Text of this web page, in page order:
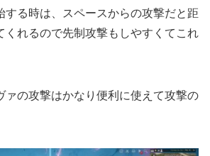
する時は、スペースからの攻撃だと距
くれるので先制攻撃もしやすくてこれ
ァの攻撃はかなり便利に使えて攻撃の